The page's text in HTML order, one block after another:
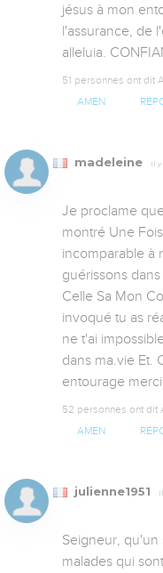
jésus à mon
l'assurance, de
alleluia.
51 personnes ont dit
AMEN
madeleine Il y
Je proclame
montré Une
incomparable à
guérissons
Celle Sa Mon
invoqué tu as
ne t'ai
dans ma.vie Et.
entourage
52 personnes ont dit
AMEN
julienne1951
Seigneur, qu'un
malades qui